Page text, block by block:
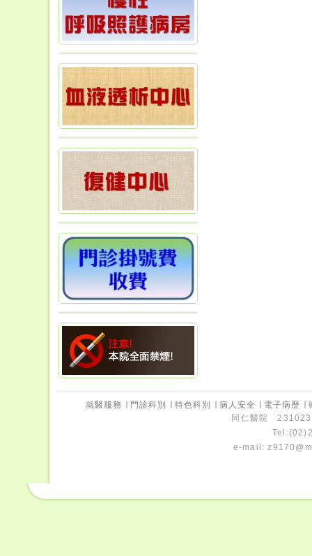
就醫服務 門診科別 ∣特色科別 ∣病人安全 電子病歷 ∣
同仁醫院
e-mail: